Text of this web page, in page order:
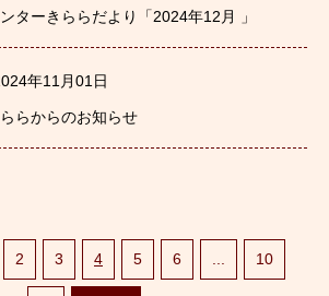
ターきららだより「2024年12月 」
年11月01日
らからのお知らせ
2 3 4 5 6 10